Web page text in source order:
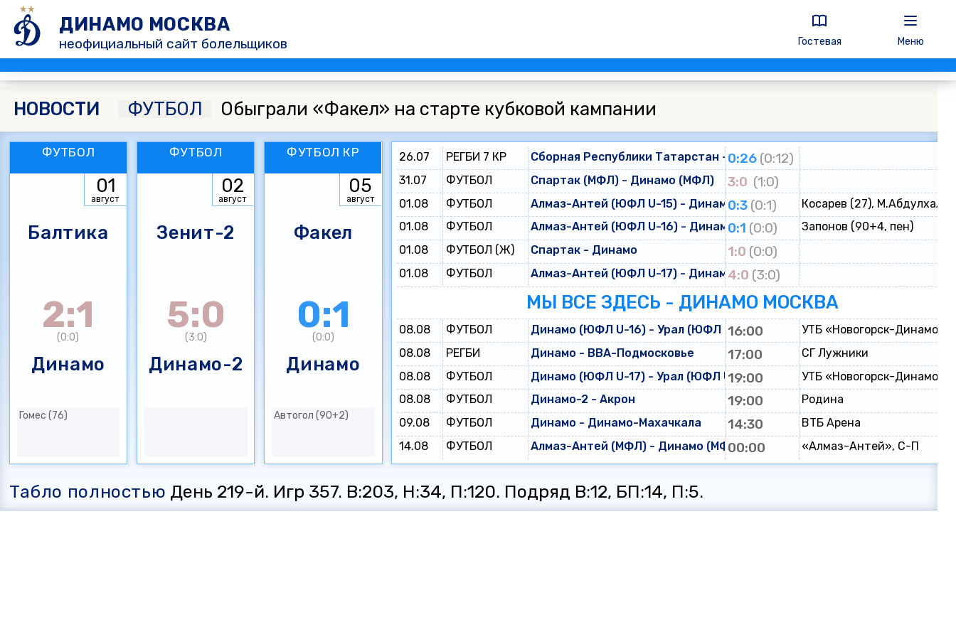
ДИНАМО МОСКВА
неофициальный сайт болельщиков Гостевая Меню
НОВОСТИ ФУТБОЛ Обыграли «Факел» на старте кубковой кампании
ФУТБОЛ
01
август
Балтика
2:1
(0:0)
Динамо
Гомес (76)
ФУТБОЛ
02
август
Зенит-2
5:0
(3:0)
Динамо-2
ФУТБОЛ КР
05
август
Факел
0:1
(0:0)
Динамо
Автогол (90+2)
26.07 РЕГБИ 7 КР Сборная Республики Татарстан - Динамо
0:26 (0:12)
31.07 ФУТБОЛ Спартак (МФЛ) - Динамо (МФЛ) 3:0 (1:0)
01.08 ФУТБОЛ Алмаз-Антей (ЮФЛ U-15) - Динамо (ЮФЛ U-15)
0:3 (0:1)
Косарев (27),
01.08
ФУТБОЛ Алмаз-Антей (ЮФЛ U-16) - Динамо (ЮФЛ U-16)
0:1 (0:0)
Запонов (90+4, пен)
01.08
ФУТБОЛ (Ж) Спартак - Динамо 1:0 (0:0)
01.08 ФУТБОЛ Алмаз-Антей (ЮФЛ U-17) - Динамо (ЮФЛ U-17)
4:0 (3:0)
МЫ ВСЕ ЗДЕСЬ - ДИНАМО МОСКВА
08.08 ФУТБОЛ Динамо (ЮФЛ U-16) - Урал (ЮФЛ U-16)
16:00
УТБ «Новогорск-Динамо»
08.08
РЕГБИ Динамо - ВВА-Подмосковье 17:00
СГ Лужники
08.08
ФУТБОЛ Динамо (ЮФЛ U-17) - Урал (ЮФЛ U-17)
19:00
УТБ «Новогорск-Динамо»
08.08
ФУТБОЛ Динамо-2 - Акрон 19:00
Родина
09.08
ФУТБОЛ Динамо - Динамо-Махачкала 14:30
ВТБ Арена
14.08
ФУТБОЛ Алмаз-Антей (МФЛ) - Динамо (МФЛ)00:00 «Алмаз-Антей», С-П
Табло полностью День 219-й. Игр 357. В:203, Н:34, П:120. Подряд В:12, БП:14, П:5.